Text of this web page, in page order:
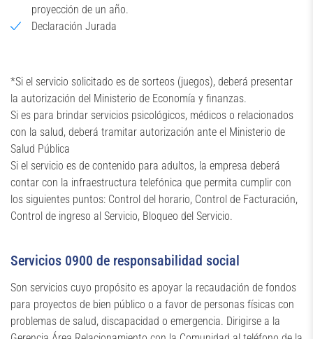
proyección de un año.
Declaración Jurada
*Si el servicio solicitado es de sorteos (juegos), deberá presentar
la autorización del Ministerio de Economía y finanzas.
Si es para brindar servicios psicológicos, médicos o relacionados
con la salud, deberá tramitar autorización ante el Ministerio de
Salud Pública
Si el servicio es de contenido para adultos, la empresa deberá
contar con la infraestructura telefónica que permita cumplir con
los siguientes puntos: Control del horario, Control de Facturación,
Control de ingreso al Servicio, Bloqueo del Servicio.
Servicios 0900 de responsabilidad social
Son servicios cuyo propósito es apoyar la recaudación de fondos
para proyectos de bien público o a favor de personas físicas con
problemas de salud, discapacidad o emergencia. Dirigirse a la